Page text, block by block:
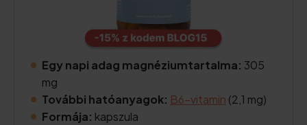
Egy napi adag magnéziumtartalma: 305
mg
További hatóanyagok: B6-vitamin (2,1 mg)
Formája: kapszula